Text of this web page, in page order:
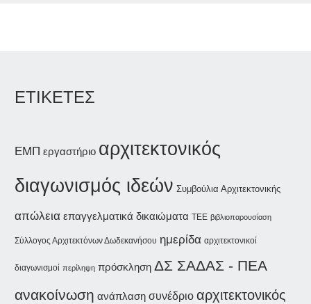
ΕΤΙΚΕΤΕΣ
ΕΜΠ εργαστήριο αρχιτεκτονικός
διαγωνισμός ιδεών Συμβούλια Αρχιτεκτονικής
απώλεια επαγγελματικά δικαιώματα ΤΕΕ βιβλιοπαρουσίαση
Σύλλογος Αρχιτεκτόνων Δωδεκανήσου ημερίδα αρχιτεκτονικοί
διαγωνισμοί περίληψη πρόσκληση ΔΣ ΣΑΔΑΣ - ΠΕΑ
ανακοίνωση ανάπλαση συνέδριο αρχιτεκτονικός